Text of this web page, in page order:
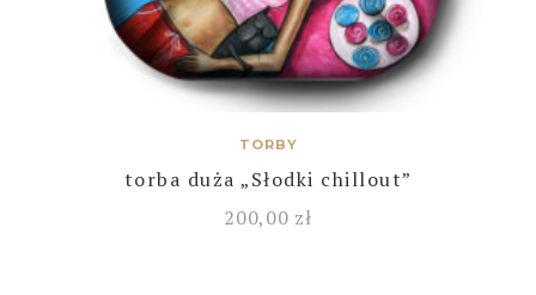
TORBY
torba duża „Słodki chillout”
200,00 zł